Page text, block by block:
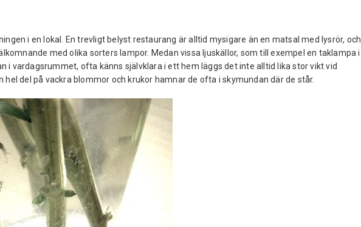
i en lokal. En trevligt belyst restaurang är alltid mysigare än en matsal med lysrör, och
med olika sorters lampor. Medan vissa ljuskällor, som till exempel en taklampa i
i vardagsrummet, ofta känns självklara i ett hem läggs det inte alltid lika stor vikt vid
hel del på vackra blommor och krukor hamnar de ofta i skymundan där de står.